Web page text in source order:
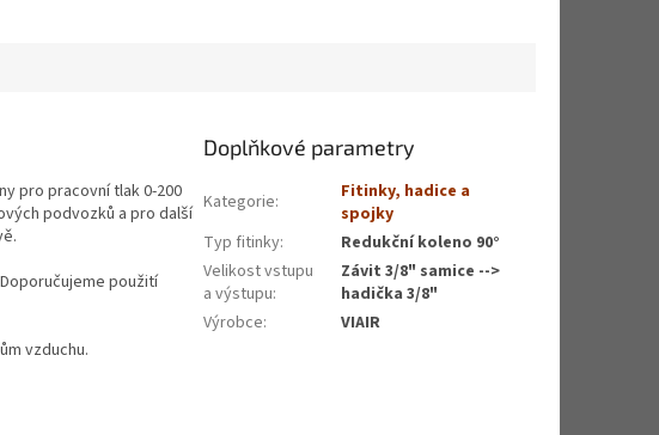
pro pracovní tlak 0-200
podvozků a pro další
použití
vzduchu.
Doplňkové parametry
Kategorie:
Fitinky, hadice a
spojky
Typ fitinky:
Redukční koleno 90°
Velikost vstupu
a výstupu:
Závit 3/8" samice -->
hadička 3/8"
Výrobce: VIAIR